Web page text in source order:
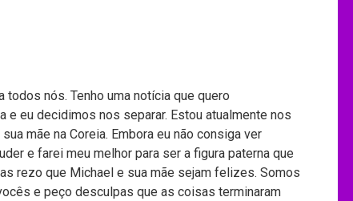
nós. Tenho uma notícia que quero
eu decidimos nos separar. Estou atualmente nos
mãe na Coreia. Embora eu não consiga ver
e farei meu melhor para ser a figura paterna que
rezo que Michael e sua mãe sejam felizes. Somos
e peço desculpas que as coisas terminaram